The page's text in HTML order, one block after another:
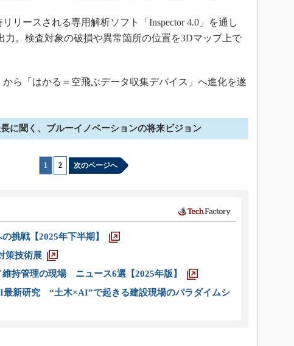
リースされる専用解析ソフト「Inspector 4.0」を通し
力。検査対象の破損や異常箇所の位置を3Dマップ上で
ら「はかる＝空飛ぶデータ収集デバイス」へ進化を遂
に聞く、ブルーイノベーションの将来ビジョン
1 2 次のページへ
挑戦【2025年下半期】
策技術展
維持管理の現場 ニュース6選【2025年版】
最新研究 “土木×AI”で起きる建設現場のパラダイムシ